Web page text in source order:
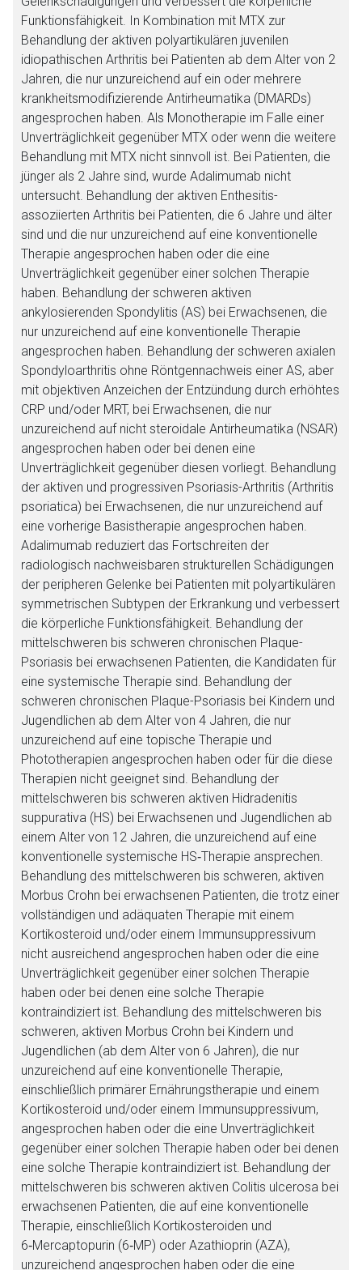
Funktionsfähigkeit. In Kombination mit MTX zur
Behandlung der aktiven polyartikulären juvenilen
idiopathischen Arthritis bei Patienten ab dem Alter von 2
Jahren, die nur unzureichend auf ein oder mehrere
krankheitsmodifizierende Antirheumatika (DMARDs)
angesprochen haben. Als Monotherapie im Falle einer
Unverträglichkeit gegenüber MTX oder wenn die weitere
Behandlung mit MTX nicht sinnvoll ist. Bei Patienten, die
jünger als 2 Jahre sind, wurde Adalimumab nicht
untersucht. Behandlung der aktiven Enthesitis-
assoziierten Arthritis bei Patienten, die 6 Jahre und älter
sind und die nur unzureichend auf eine konventionelle
Therapie angesprochen haben oder die eine
Unverträglichkeit gegenüber einer solchen Therapie
haben. Behandlung der schweren aktiven
ankylosierenden Spondylitis (AS) bei Erwachsenen, die
nur unzureichend auf eine konventionelle Therapie
angesprochen haben. Behandlung der schweren axialen
Spondyloarthritis ohne Röntgennachweis einer AS, aber
mit objektiven Anzeichen der Entzündung durch erhöhtes
CRP und/oder MRT, bei Erwachsenen, die nur
unzureichend auf nicht steroidale Antirheumatika (NSAR)
angesprochen haben oder bei denen eine
Unverträglichkeit gegenüber diesen vorliegt. Behandlung
der aktiven und progressiven Psoriasis-Arthritis (Arthritis
psoriatica) bei Erwachsenen, die nur unzureichend auf
eine vorherige Basistherapie angesprochen haben.
Adalimumab reduziert das Fortschreiten der
radiologisch nachweisbaren strukturellen Schädigungen
der peripheren Gelenke bei Patienten mit polyartikulären
symmetrischen Subtypen der Erkrankung und verbessert
die körperliche Funktionsfähigkeit. Behandlung der
mittelschweren bis schweren chronischen Plaque-
Psoriasis bei erwachsenen Patienten, die Kandidaten für
eine systemische Therapie sind. Behandlung der
schweren chronischen Plaque-Psoriasis bei Kindern und
Jugendlichen ab dem Alter von 4 Jahren, die nur
unzureichend auf eine topische Therapie und
Phototherapien angesprochen haben oder für die diese
Therapien nicht geeignet sind. Behandlung der
mittelschweren bis schweren aktiven Hidradenitis
suppurativa (HS) bei Erwachsenen und Jugendlichen ab
einem Alter von 12 Jahren, die unzureichend auf eine
konventionelle systemische HS‑Therapie ansprechen.
Behandlung des mittelschweren bis schweren, aktiven
Morbus Crohn bei erwachsenen Patienten, die trotz einer
vollständigen und adäquaten Therapie mit einem
Kortikosteroid und/oder einem Immunsuppressivum
nicht ausreichend angesprochen haben oder die eine
Unverträglichkeit gegenüber einer solchen Therapie
haben oder bei denen eine solche Therapie
kontraindiziert ist. Behandlung des mittelschweren bis
schweren, aktiven Morbus Crohn bei Kindern und
Jugendlichen (ab dem Alter von 6 Jahren), die nur
unzureichend auf eine konventionelle Therapie,
einschließlich primärer Ernährungstherapie und einem
Kortikosteroid und/oder einem Immunsuppressivum,
angesprochen haben oder die eine Unverträglichkeit
gegenüber einer solchen Therapie haben oder bei denen
eine solche Therapie kontraindiziert ist. Behandlung der
mittelschweren bis schweren aktiven Colitis ulcerosa bei
erwachsenen Patienten, die auf eine konventionelle
Therapie, einschließlich Kortikosteroiden und
6‑Mercaptopurin (6‑MP) oder Azathioprin (AZA),
unzureichend angesprochen haben oder die eine